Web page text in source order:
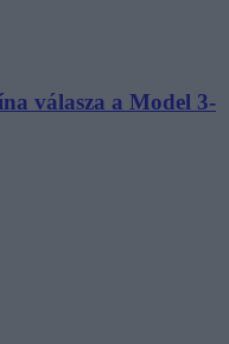
válasza a Model 3-